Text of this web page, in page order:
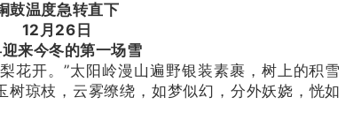
鼓温度急转直下
12月26日
来今冬的第一场雪
花开。”太阳岭漫山遍野银装素裹，树上的积雪
树琼枝，云雾缭绕，如梦似幻，分外妖娆，恍如